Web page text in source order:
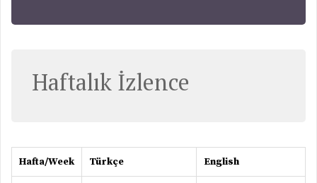
Haftalık İzlence
Hafta/Week Türkçe English